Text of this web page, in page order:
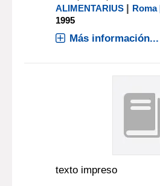
ALIMENTARIUS | Roma
1995
Más información...
texto impreso